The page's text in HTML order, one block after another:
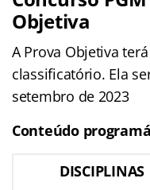
Objetiva
A Prova Objetiva
classificatório. Ela
setembro de 2023
Conteúdo
DISCIPLINAS